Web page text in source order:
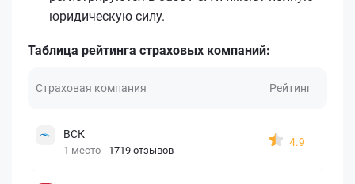
юридическую силу.
Таблица рейтинга страховых компаний:
Страховая компания Рейтинг
ВСК
1 место 1719 отзывов
4.9